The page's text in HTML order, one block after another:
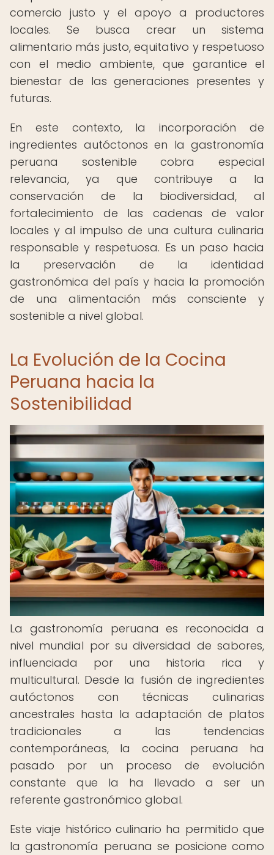
comercio justo y el apoyo a productores
locales. Se busca crear un sistema
alimentario más justo, equitativo y respetuoso
con el medio ambiente, que garantice el
bienestar de las generaciones presentes y
futuras.
En este contexto, la incorporación de
ingredientes autóctonos en la gastronomía
peruana sostenible cobra especial
relevancia, ya que contribuye a la
conservación de la biodiversidad, al
fortalecimiento de las cadenas de valor
locales y al impulso de una cultura culinaria
responsable y respetuosa. Es un paso hacia
la preservación de la identidad
gastronómica del país y hacia la promoción
de una alimentación más consciente y
sostenible a nivel global.
La Evolución de la Cocina
Peruana hacia la
Sostenibilidad
La gastronomía peruana es reconocida a
nivel mundial por su diversidad de sabores,
influenciada por una historia rica y
multicultural. Desde la fusión de ingredientes
autóctonos con técnicas culinarias
ancestrales hasta la adaptación de platos
tradicionales a las tendencias
contemporáneas, la cocina peruana ha
pasado por un proceso de evolución
constante que la ha llevado a ser un
referente gastronómico global.
Este viaje histórico culinario ha permitido que
la gastronomía peruana se posicione como